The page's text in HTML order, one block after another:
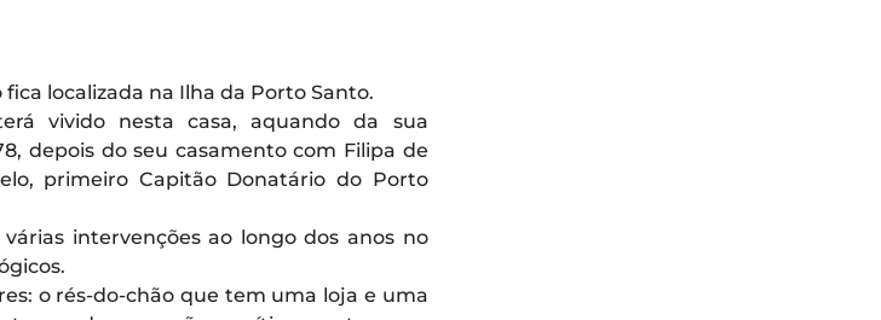
localizada na Ilha da Porto Santo.
vivido nesta casa, aquando da sua
depois do seu casamento com Filipa de
primeiro Capitão Donatário do Porto
intervenções ao longo dos anos no
o rés-do-chão que tem uma loja e uma